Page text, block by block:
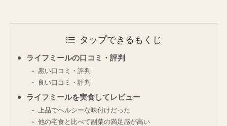
タップできるもくじ
ライフミールの口コミ・評判
悪い口コミ・評判
良い口コミ・評判
ライフミールを実食してレビュー
上品でヘルシーな味付けだった
他の宅食と比べて副菜の満足感が高い